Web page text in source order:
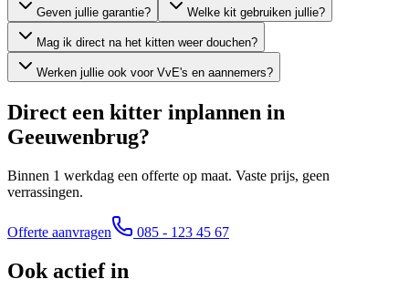
Geven jullie garantie? Welke kit gebruiken jullie?
Mag ik direct na het kitten weer douchen?
Werken jullie ook voor VvE's en aannemers?
Direct een kitter inplannen in
Geeuwenbrug?
Binnen 1 werkdag een offerte op maat. Vaste prijs, geen
verrassingen.
Offerte aanvragen 085 - 123 45 67
Ook actief in